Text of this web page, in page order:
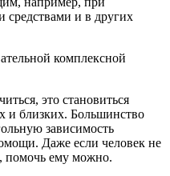
средствами и в других
комплексной
это становиться
и близких. Большинство
зависимость
Даже если человек не
помочь ему можно.